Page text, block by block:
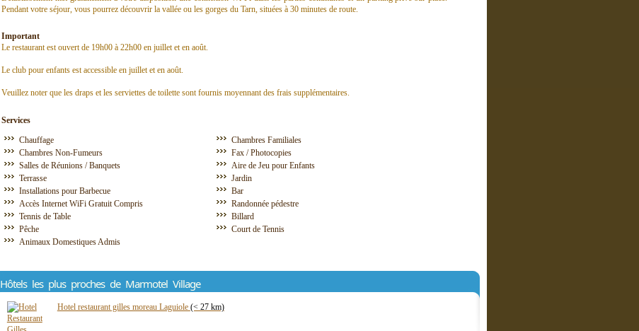
Pendant votre séjour, vous pourrez découvrir la vallée ou les gorges du Tarn, situées à 30 minutes de route.
Important
Le restaurant est ouvert de 19h00 à 22h00 en juillet et en août.
Le club pour enfants est accessible en juillet et en août.
Veuillez noter que les draps et les serviettes de toilette sont fournis moyennant des frais supplémentaires.
Services
Chauffage
Chambres Familiales
Chambres Non-Fumeurs
Fax / Photocopies
Salles de Réunions / Banquets
Aire de Jeu pour Enfants
Terrasse
Jardin
Installations pour Barbecue
Bar
Accès Internet WiFi Gratuit Compris
Randonnée pédestre
Tennis de Table
Billard
Pêche
Court de Tennis
Animaux Domestiques Admis
Hôtels les plus proches de Marmotel Village
Hotel restaurant gilles moreau Laguiole (< 27 km)